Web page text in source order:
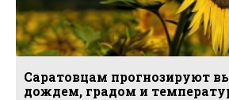
Саратовцам прогнозируют
дождем, градом и